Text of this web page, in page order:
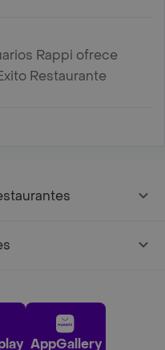
Rappi ofrece
Restaurante
AppGallery